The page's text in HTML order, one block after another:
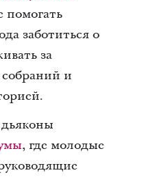
помогать
заботиться о
за
и
, где молодые